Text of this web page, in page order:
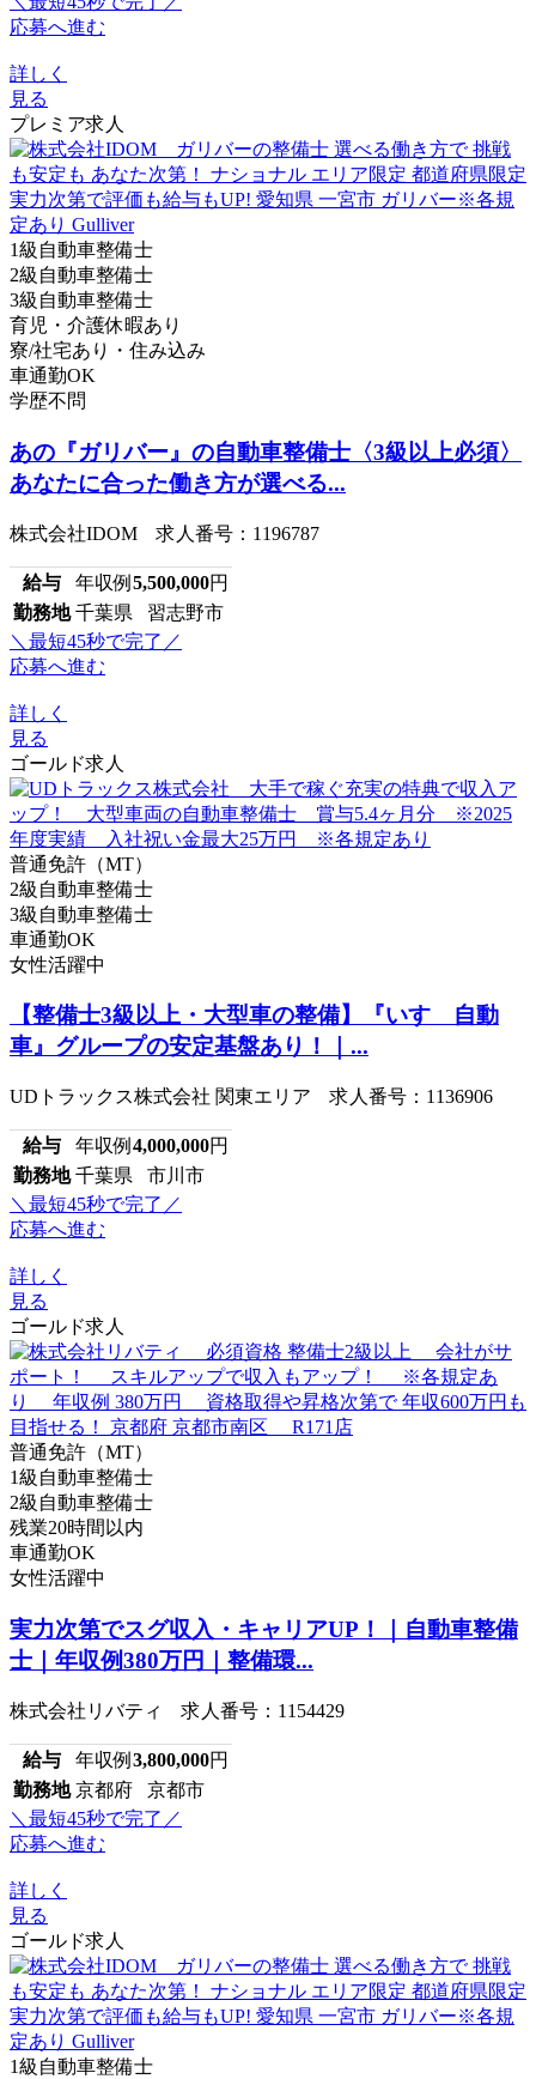
応募へ進む
詳しく
見る
プレミア求人
1級自動車整備士
2級自動車整備士
3級自動車整備士
育児・介護休暇あり
寮/社宅あり・住み込み
車通勤OK
学歴不問
あの『ガリバー』の自動車整備士〈3級以上必須〉
あなたに合った働き方が選べる...
株式会社IDOM 求人番号：1196787
給与 年収例 5,500,000円
勤務地 千葉県 習志野市
＼最短45秒で完了／
応募へ進む
詳しく
見る
ゴールド求人
普通免許（MT）
2級自動車整備士
3級自動車整備士
車通勤OK
女性活躍中
【整備士3級以上・大型車の整備】『いすゞ自動
車』グループの安定基盤あり！｜...
UDトラックス株式会社 関東エリア 求人番号：1136906
給与 年収例 4,000,000円
勤務地 千葉県 市川市
＼最短45秒で完了／
応募へ進む
詳しく
見る
ゴールド求人
普通免許（MT）
1級自動車整備士
2級自動車整備士
残業20時間以内
車通勤OK
女性活躍中
実力次第でスグ収入・キャリアUP！｜自動車整備
士｜年収例380万円｜整備環...
株式会社リバティ 求人番号：1154429
給与 年収例 3,800,000円
勤務地 京都府 京都市
＼最短45秒で完了／
応募へ進む
詳しく
見る
ゴールド求人
1級自動車整備士